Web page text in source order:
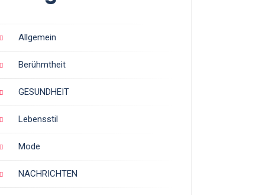
Allgemein
Berühmtheit
GESUNDHEIT
Lebensstil
Mode
NACHRICHTEN